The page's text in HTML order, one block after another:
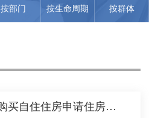
按部门 按生命周期 按群体
因购买自住住房申请住房公积金贷款